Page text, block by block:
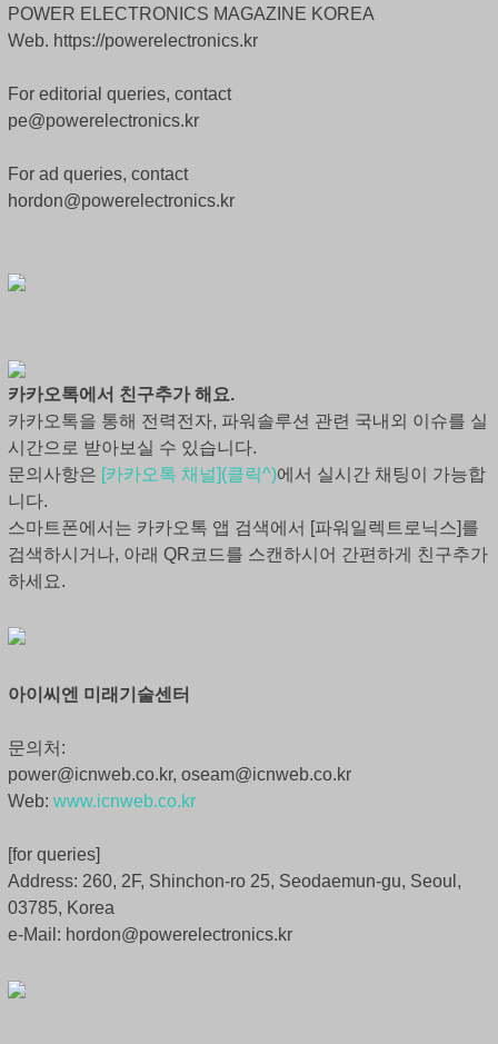
POWER ELECTRONICS MAGAZINE KOREA
Web. https://powerelectronics.kr
For editorial queries, contact
pe@powerelectronics.kr
For ad queries, contact
hordon@powerelectronics.kr
카카오톡에서 친구추가 해요.
카카오톡을 통해 전력전자, 파워솔루션 관련 국내외 이슈를 실
시간으로 받아보실 수 있습니다.
문의사항은 [카카오톡 채널](클릭^)에서 실시간 채팅이 가능합
니다.
스마트폰에서는 카카오톡 앱 검색에서 [파워일렉트로닉스]를
검색하시거나, 아래 QR코드를 스캔하시어 간편하게 친구추가
하세요.
아이씨엔 미래기술센터
문의처:
power@icnweb.co.kr, oseam@icnweb.co.kr
Web: www.icnweb.co.kr
[for queries]
Address: 260, 2F, Shinchon-ro 25, Seodaemun-gu, Seoul,
03785, Korea
e-Mail: hordon@powerelectronics.kr